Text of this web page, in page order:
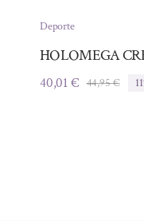
Deporte
HOLOMEGA
44,95€El
40,01€
El